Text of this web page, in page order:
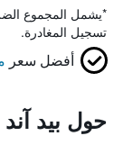
*يشمل المجموع
تسجيل المغادرة.
أفضل سعر
حول بيد